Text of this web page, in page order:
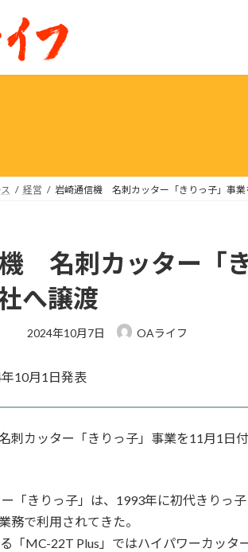
経営 岩崎通信機 名刺カッター「きりっ子」事業
名刺カッター「
へ譲渡
最
新
時
2024年10月7日 OAライフ
10月1日発表
刺カッター「きりっ子」事業を11月1日
「きりっ子」は、1993年に初代きりっ
務で利用されてきた。
「MC-22T Plus」ではハイパワーカッタ